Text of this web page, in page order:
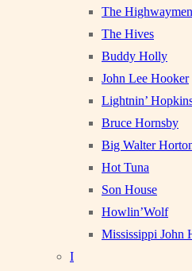
The Highwaymen
The Hives
Buddy Holly
John Lee Hooker
Lightnin’
Bruce Hornsby
Big Walter
Hot Tuna
Son House
Howlin’Wolf
Mississippi John
I